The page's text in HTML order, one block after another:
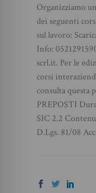
Organizziamo
dei seguenti
sul lavoro:
Info:
scrl.it. Per le
corsi
consulta questa
PREPOSTI
SIC 2.2
D.Lgs. 81/08